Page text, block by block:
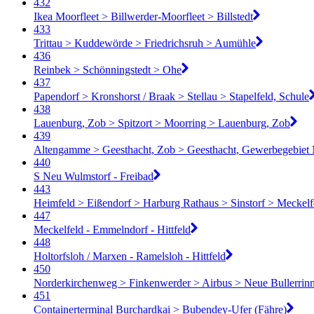
432
Ikea Moorfleet > Billwerder-Moorfleet > Billstedt
433
Trittau > Kuddewörde > Friedrichsruh > Aumühle
436
Reinbek > Schönningstedt > Ohe
437
Papendorf > Kronshorst / Braak > Stellau > Stapelfeld, Schule
438
Lauenburg, Zob > Spitzort > Moorring > Lauenburg, Zob
439
Altengamme > Geesthacht, Zob > Geesthacht, Gewerbegebiet
440
S Neu Wulmstorf - Freibad
443
Heimfeld > Eißendorf > Harburg Rathaus > Sinstorf >
447
Meckelfeld - Emmelndorf - Hittfeld
448
Holtorfsloh / Marxen - Ramelsloh - Hittfeld
450
Norderkirchenweg > Finkenwerder > Airbus > Neue
451
Containerterminal Burchardkai > Bubendey-Ufer (Fähre)